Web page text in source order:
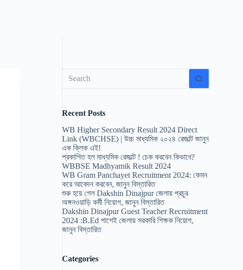
results
Recent Posts
WB Higher Secondary Result 2024 Direct
Link (WBCHSE) | উচ্চ মাধ্যমিক ২০২৪ রেজাল্ট জানুন
এক ক্লিক এই!
প্রকাশিত হল মাধ্যমিক রেজাল্ট ! চেক করবেন কিভাবে?
WBBSE Madhyamik Result 2024
WB Gram Panchayet Recruitment 2024: কেমন
করে আবেদন করবেন, জানুন বিস্তারিত
শুরু হয়ে গেল Dakshin Dinajpur জেলায় প্রচুর
অঙ্গনওয়াড়ি কর্মী নিয়োগ, জানুন বিস্তারিত
Dakshin Dinajpur Guest Teacher Recruitment
2024 :B.Ed পাশেই জেলায় সরকারি শিক্ষক নিয়োগ,
জানুন বিস্তারিত
Categories